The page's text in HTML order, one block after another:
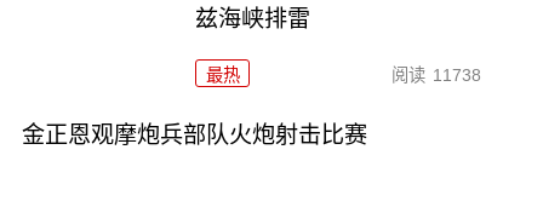
兹海峡排雷
最热 阅读 11738
金正恩观摩炮兵部队火炮射击比赛